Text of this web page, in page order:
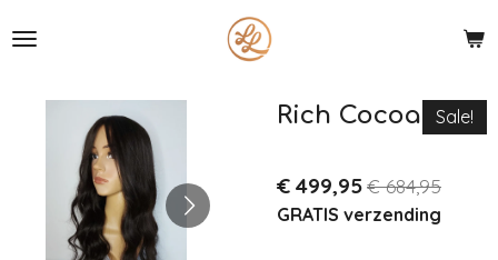
direct
hoofdinhoud
Rich Cocoa Sale!
€ 499,95€ 684,95
GRATIS verzending